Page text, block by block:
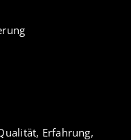
Erfahrung,